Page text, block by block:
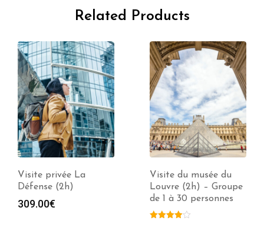
Related Products
Visite privée La
Défense (2h)
309.00€
Visite du musée du
Louvre (2h) – Groupe
de 1 à 30 personnes